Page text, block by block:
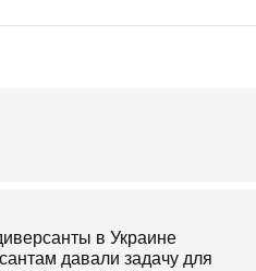
в Украине
давали задачу для